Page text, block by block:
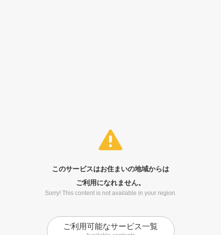
このサービスはお住まいの地域からは
ご利用になれません。
Sorry! This content is not available in your region.
ご利用可能なサービス一覧